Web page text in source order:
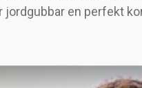
jordgubbar en perfekt